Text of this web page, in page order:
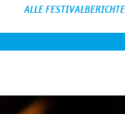
ALLE FESTIVALBERICHTE